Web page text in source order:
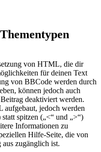
von HTML, die dir
für deinen Text
von BBCode werden durch
können jedoch auch
deaktiviert werden.
jedoch werden
spitzen („<“ und „>“)
Informationen zu
Hilfe-Seite, die von
aus zugänglich ist.